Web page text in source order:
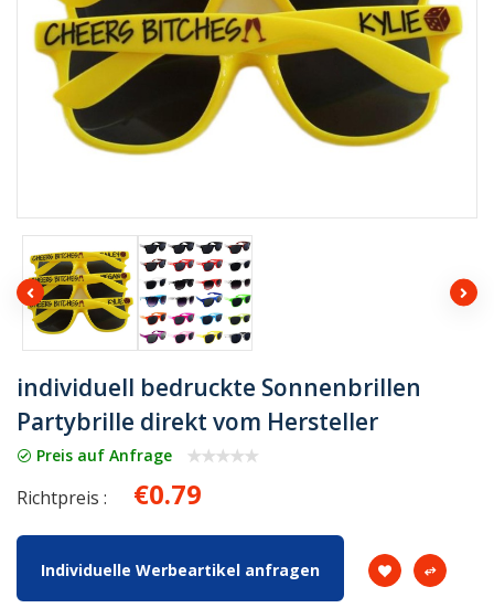
individuell bedruckte Sonnenbrillen
Partybrille direkt vom Hersteller
Preis auf Anfrage
Richtpreis : €0.79
Individuelle Werbeartikel anfragen